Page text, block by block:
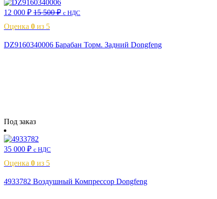
12 000 ₽ 15 500₽ с НДС
Оценка 0 из 5
DZ9160340006 Барабан Торм. Задний Dongfeng
Под заказ
35 000 ₽ с НДС
Оценка 0 из 5
4933782 Воздушный Компрессор Dongfeng